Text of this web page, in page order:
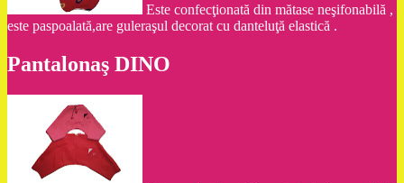
Este confecţionată din mătase neşifonabilă ,
este paspoalată,are guleraşul decorat cu danteluţă elastică .
Pantalonaş DINO